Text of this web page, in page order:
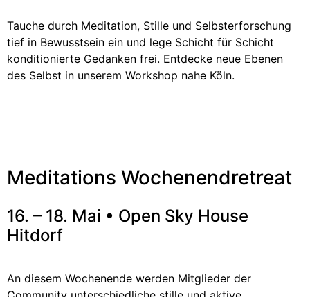
Tauche durch Meditation, Stille und Selbsterforschung
tief in Bewusstsein ein und lege Schicht für Schicht
konditionierte Gedanken frei. Entdecke neue Ebenen
des Selbst in unserem Workshop nahe Köln.
Meditations Wochenendretreat
16. – 18. Mai • Open Sky House
Hitdorf
An diesem Wochenende werden Mitglieder der